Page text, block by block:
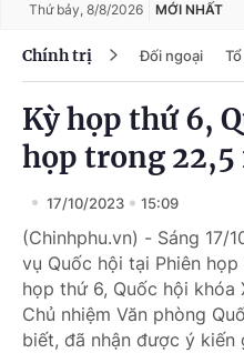
Thứ bảy, 8/8/2026 MỚI NHẤT
Chính trị Đối ngoại
Kỳ họp thứ 6,
họp trong 22,5
17/10/2023 15:09
(Chinhphu.vn) - Sáng 17/
vụ Quốc hội tại Phiên
họp thứ 6, Quốc hội khóa
Chủ nhiệm Văn phòng
biết, đã nhận được ý